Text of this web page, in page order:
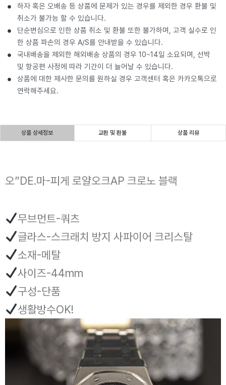
하자 혹은 오배송 등 상품에 문제가 있는 경우를 제외한 경우 환불 및
취소가 불가능 할 수 있습니다.
단순변심으로 인한 상품 취소 및 환불 또한 불가하며, 고객 실수로 인
한 상품 파손의 경우 A/S를 안내받을 수 있습니다.
국내배송을 제외한 해외배송 상품의 경우 10~14일 소요되며, 선박
및 항공편 사정에 따라 기간이 더 늘어날 수 있습니다.
상품에 대한 제사한 문의를 원하실 경우 고객센터 혹은 카카오톡으로
연락해주세요.
상품 상세정보 교환 및 환불 상품 리뷰
오”DE.마-피게 로얄오크AP 크로노 블랙
무브먼트-쿼츠
글라스-스크래치 방지 사파이어 크리스탈
소재-메탈
사이즈-44mm
구성-단품
생활방수OK!